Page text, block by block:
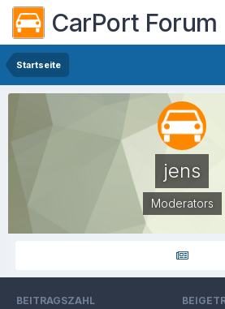
CarPort Forum
Startseite
jens
Moderators
BEITRAGSZAHL